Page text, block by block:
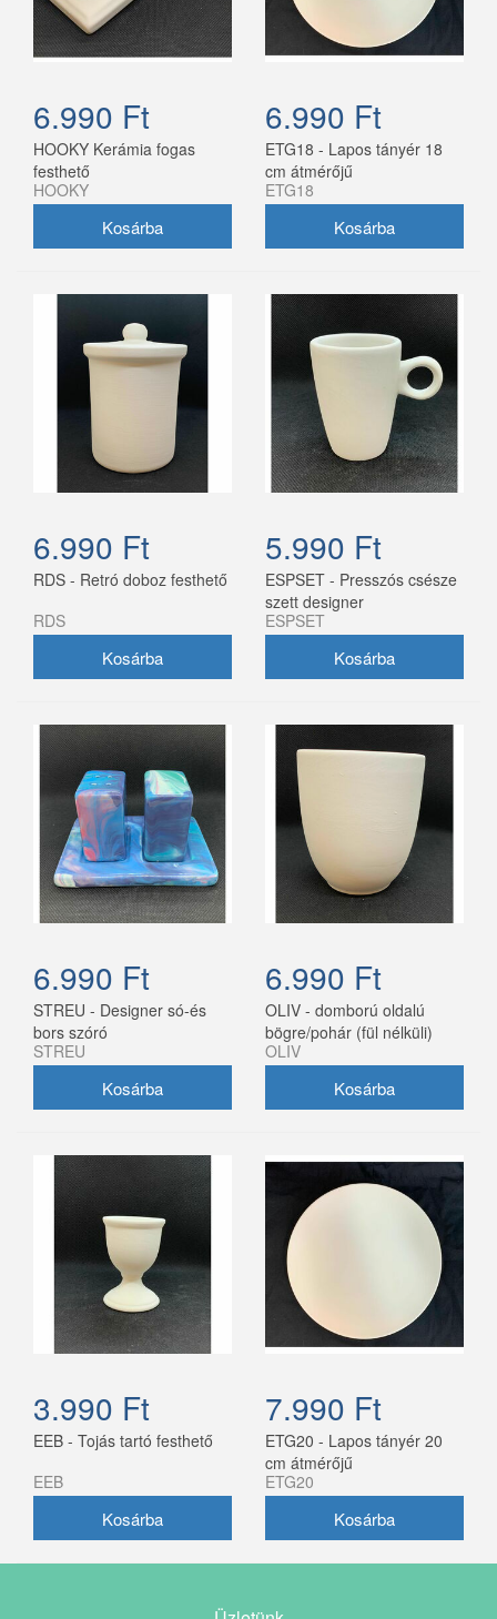
6.990 Ft
HOOKY Kerámia fogas
festhető
HOOKY
6.990 Ft
ETG18 - Lapos tányér 18
cm átmérőjű
ETG18
6.990 Ft
RDS - Retró doboz festhető
RDS
5.990 Ft
ESPSET - Presszós csésze
szett designer
(csésze+alátét)
ESPSET
6.990 Ft
STREU - Designer só-és
bors szóró
STREU
6.990 Ft
OLIV - domború oldalú
bögre/pohár (fül nélküli)
OLIV
3.990 Ft
EEB - Tojás tartó festhető
EEB
7.990 Ft
ETG20 - Lapos tányér 20
cm átmérőjű
ETG20